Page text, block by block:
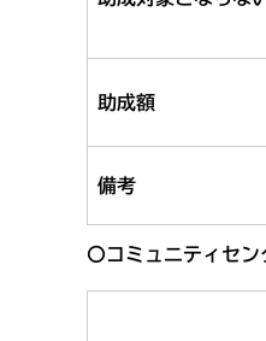
助成額
備考
〇コミュニティセン